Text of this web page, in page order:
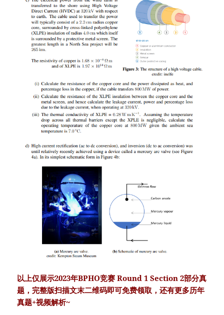
以上仅展示2023年BPHO竞赛 Round 1 Section 2部分真
题，完整版扫描文末二维码即可免费领取，还有更多历年
真题+视频解析~